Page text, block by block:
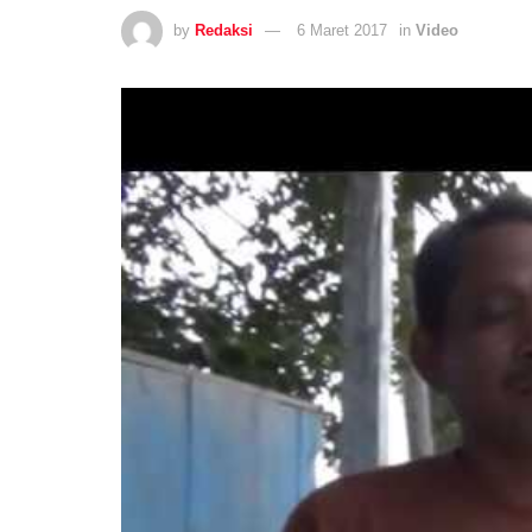
by Redaksi 6 Maret 2017 in Video